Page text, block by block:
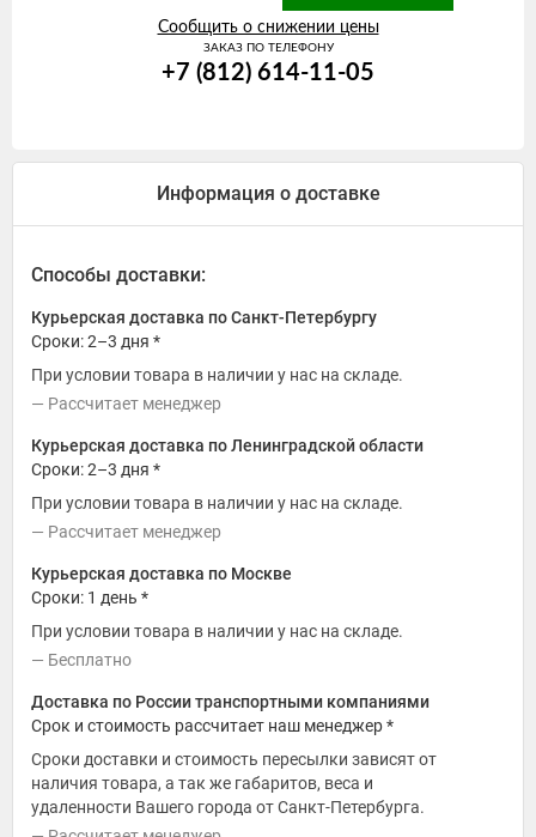
Сообщить о снижении цены
ЗАКАЗ ПО ТЕЛЕФОНУ
+7 (812) 614-11-05
Информация о доставке
Способы доставки:
Курьерская доставка по Санкт-Петербургу
Сроки: 2–3 дня *
При условии товара в наличии у нас на складе.
Рассчитает менеджер
Курьерская доставка по Ленинградской области
Сроки: 2–3 дня *
При условии товара в наличии у нас на складе.
Рассчитает менеджер
Курьерская доставка по Москве
Сроки: 1 день *
При условии товара в наличии у нас на складе.
Бесплатно
Доставка по России транспортными компаниями
Срок и стоимость рассчитает наш менеджер *
Сроки доставки и стоимость пересылки зависят от
наличия товара, а так же габаритов, веса и
удаленности Вашего города от Санкт-Петербурга.